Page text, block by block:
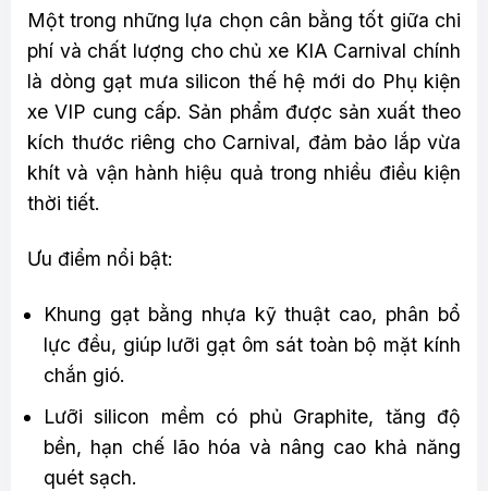
Một trong những lựa chọn cân bằng tốt giữa chi
phí và chất lượng cho chủ xe KIA Carnival chính
là dòng gạt mưa silicon thế hệ mới do Phụ kiện
xe VIP cung cấp. Sản phẩm được sản xuất theo
kích thước riêng cho Carnival, đảm bảo lắp vừa
khít và vận hành hiệu quả trong nhiều điều kiện
thời tiết.
Ưu điểm nổi bật:
Khung gạt bằng nhựa kỹ thuật cao, phân bổ
lực đều, giúp lưỡi gạt ôm sát toàn bộ mặt kính
chắn gió.
Lưỡi silicon mềm có phủ Graphite, tăng độ
bền, hạn chế lão hóa và nâng cao khả năng
quét sạch.